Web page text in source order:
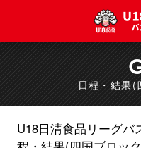
日程・結果(
U18日清食品リーグバ